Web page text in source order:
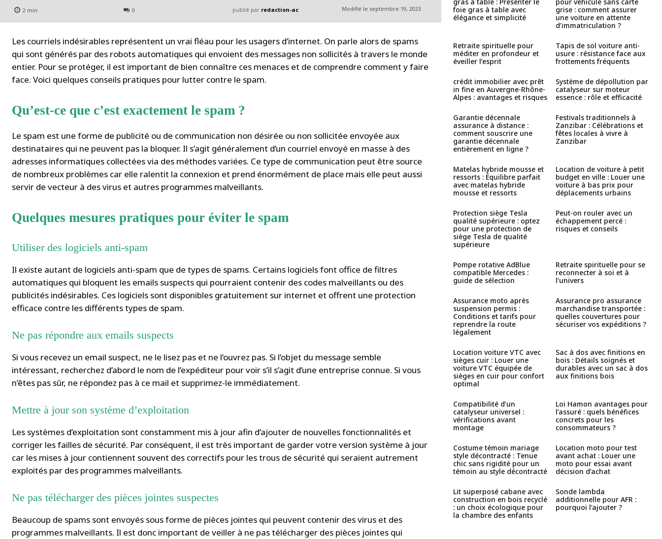
2 min. 0 publié par redaction-ac Modifié le septembre 19, 2023
Les courriels indésirables représentent un vrai fléau pour les usagers d’internet. On parle alors de spams
qui sont générés par des robots automatiques qui envoient des messages non sollicités à travers le monde
entier. Pour se protéger, il est important de bien connaître ces menaces et de comprendre comment y faire
face. Voici quelques conseils pratiques pour lutter contre le spam.
Qu’est-ce que c’est exactement le spam ?
Le spam est une forme de publicité ou de communication non désirée ou non sollicitée envoyée aux
destinataires qui ne peuvent pas la bloquer. Il s’agit généralement d’un courriel envoyé en masse à des
adresses informatiques collectées via des méthodes variées. Ce type de communication peut être source
de nombreux problèmes car elle ralentit la connexion et prend énormément de place mais elle peut aussi
servir de vecteur à des virus et autres programmes malveillants.
Quelques mesures pratiques pour éviter le spam
Utiliser des logiciels anti-spam
Il existe autant de logiciels anti-spam que de types de spams. Certains logiciels font office de filtres
automatiques qui bloquent les emails suspects qui pourraient contenir des codes malveillants ou des
publicités indésirables. Ces logiciels sont disponibles gratuitement sur internet et offrent une protection
efficace contre les différents types de spam.
Ne pas répondre aux emails suspects
Si vous recevez un email suspect, ne le lisez pas et ne l’ouvrez pas. Si l’objet du message semble
intéressant, recherchez d’abord le nom de l’expéditeur pour voir s’il s’agit d’une entreprise connue. Si vous
n’êtes pas sûr, ne répondez pas à ce mail et supprimez-le immédiatement.
Mettre à jour son système d’exploitation
Les systèmes d’exploitation sont constamment mis à jour afin d’ajouter de nouvelles fonctionnalités et
corriger les failles de sécurité. Par conséquent, il est très important de garder votre version système à jour
car les mises à jour contiennent souvent des correctifs pour les trous de sécurité qui seraient autrement
exploités par des programmes malveillants.
Ne pas télécharger des pièces jointes suspectes
Beaucoup de spams sont envoyés sous forme de pièces jointes qui peuvent contenir des virus et des
programmes malveillants. Il est donc important de veiller à ne pas télécharger des pièces jointes qui
foie gras à table avec
élégance et simplicité
grise : comment assurer
une voiture en attente
d’immatriculation ?
Retraite spirituelle pour
méditer en profondeur et
éveiller l’esprit
Tapis de sol voiture anti-
usure : résistance face aux
frottements fréquents
crédit immobilier avec prêt
in fine en Auvergne-Rhône-
Alpes : avantages et risques
Système de dépollution par
catalyseur sur moteur
essence : rôle et efficacité
Garantie décennale
assurance à distance :
comment souscrire une
garantie décennale
entièrement en ligne ?
Festivals traditionnels à
Zanzibar : Célébrations et
fêtes locales à vivre à
Zanzibar
Matelas hybride mousse et
ressorts : Équilibre parfait
avec matelas hybride
mousse et ressorts
Location de voiture à petit
budget en ville : Louer une
voiture à bas prix pour
déplacements urbains
Protection siège Tesla
qualité supérieure : optez
pour une protection de
siège Tesla de qualité
supérieure
Peut-on rouler avec un
échappement percé :
risques et conseils
Pompe rotative AdBlue
compatible Mercedes :
guide de sélection
Retraite spirituelle pour se
reconnecter à soi et à
l’univers
Assurance moto après
suspension permis :
Conditions et tarifs pour
reprendre la route
légalement
Assurance pro assurance
marchandise transportée :
quelles couvertures pour
sécuriser vos expéditions ?
Location voiture VTC avec
sièges cuir : Louer une
voiture VTC équipée de
sièges en cuir pour confort
optimal
Sac à dos avec finitions en
bois : Détails soignés et
durables avec un sac à dos
aux finitions bois
Compatibilité d’un
catalyseur universel :
vérifications avant
montage
Loi Hamon avantages pour
l’assuré : quels bénéfices
concrets pour les
consommateurs ?
Costume témoin mariage
style décontracté : Tenue
chic sans rigidité pour un
témoin au style décontracté
Location moto pour test
avant achat : Louer une
moto pour essai avant
décision d’achat
Lit superposé cabane avec
construction en bois recyclé
: un choix écologique pour
la chambre des enfants
Sonde lambda
additionnelle pour AFR :
pourquoi l’ajouter ?